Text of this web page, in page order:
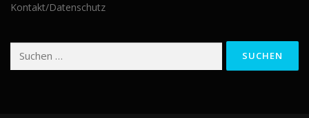
Kontakt/Datenschutz
Suchen